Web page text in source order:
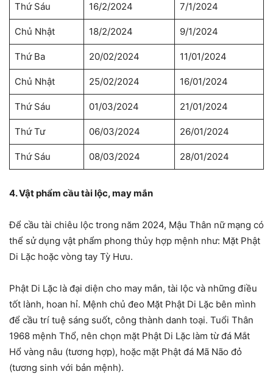
Thứ Sáu 16/2/2024 7/1/2024
Chủ Nhật 18/2/2024 9/1/2024
Thứ Ba 20/02/2024 11/01/2024
Chủ Nhật 25/02/2024 16/01/2024
Thứ Sáu 01/03/2024 21/01/2024
Thứ Tư 06/03/2024 26/01/2024
Thứ Sáu 08/03/2024 28/01/2024
4. Vật phẩm cầu tài lộc, may mắn
Để cầu tài chiêu lộc trong năm 2024, Mậu Thân nữ mạng có
thể sử dụng vật phẩm phong thủy hợp mệnh như: Mặt Phật
Di Lặc hoặc vòng tay Tỳ Hưu.
Phật Di Lặc là đại diện cho may mắn, tài lộc và những điều
tốt lành, hoan hỉ. Mệnh chủ đeo Mặt Phật Di Lặc bên mình
để cầu trí tuệ sáng suốt, công thành danh toại. Tuổi Thân
1968 mệnh Thổ, nên chọn mặt Phật Di Lặc làm từ đá Mắt
Hổ vàng nâu (tương hợp), hoặc mặt Phật đá Mã Não đỏ
(tương sinh với bản mệnh).